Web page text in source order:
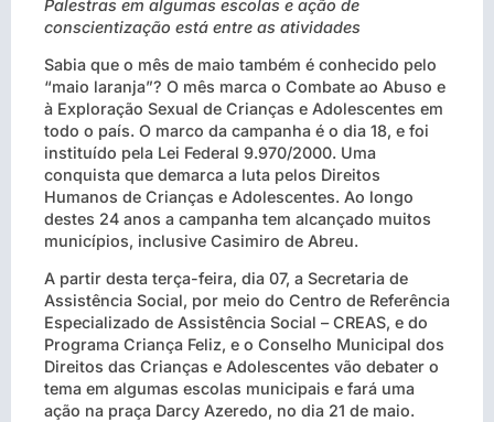
Palestras em algumas escolas e ação de
conscientização está entre as atividades
Sabia que o mês de maio também é conhecido pelo
“maio laranja”? O mês marca o Combate ao Abuso e
à Exploração Sexual de Crianças e Adolescentes em
todo o país. O marco da campanha é o dia 18, e foi
instituído pela Lei Federal 9.970/2000. Uma
conquista que demarca a luta pelos Direitos
Humanos de Crianças e Adolescentes. Ao longo
destes 24 anos a campanha tem alcançado muitos
municípios, inclusive Casimiro de Abreu.
A partir desta terça-feira, dia 07, a Secretaria de
Assistência Social, por meio do Centro de Referência
Especializado de Assistência Social – CREAS, e do
Programa Criança Feliz, e o Conselho Municipal dos
Direitos das Crianças e Adolescentes vão debater o
tema em algumas escolas municipais e fará uma
ação na praça Darcy Azeredo, no dia 21 de maio.